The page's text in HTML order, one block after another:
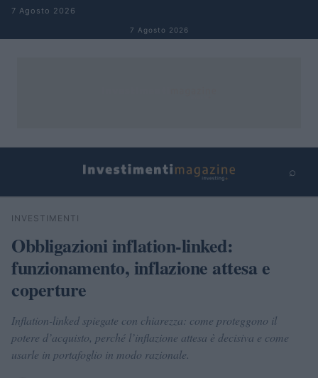
Salta al contenuto
7 Agosto 2026
7 Agosto 2026
⌕
Cerca
INVESTIMENTI
Obbligazioni inflation-linked:
funzionamento, inflazione attesa e
coperture
Inflation-linked spiegate con chiarezza: come proteggono il
potere d’acquisto, perché l’inflazione attesa è decisiva e come
usarle in portafoglio in modo razionale.